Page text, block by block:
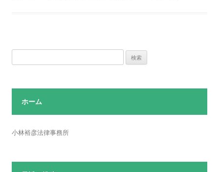
索:
ホーム
小林裕彦法律事務所